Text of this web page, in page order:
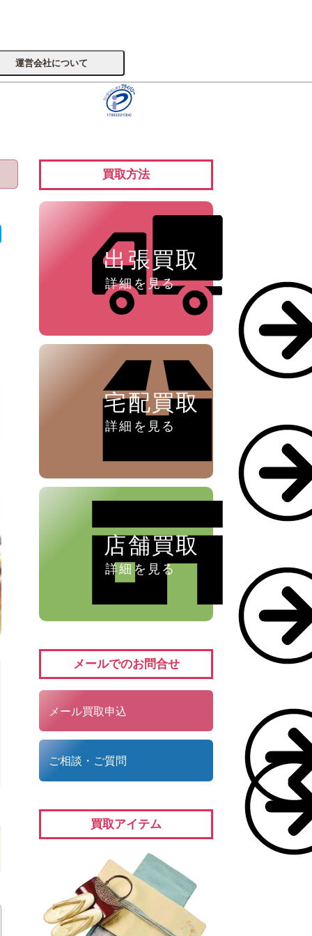
運営会社について
買取方法
出張買取
詳細を見る
宅配買取
詳細を見る
店舗買取
詳細を見る
メールでのお問合せ
メール買取申込
ご相談・ご質問
買取アイテム